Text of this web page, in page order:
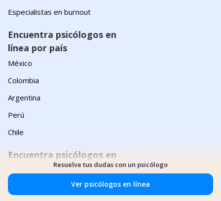
Resuelve tus dudas con un psicólogo
Ver psicólogos en línea
Especialistas en burnout
Encuentra psicólogos en
línea por país
México
Colombia
Argentina
Perú
Chile
Encuentra psicólogos en
línea por enfoque
Terapia cognitivo conductual